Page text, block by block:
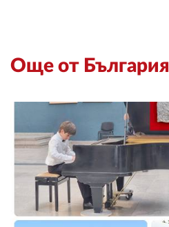
Още от България